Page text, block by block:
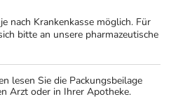
nach Krankenkasse möglich. Für
bitte an unsere pharmazeutische
lesen Sie die Packungsbeilage
Arzt oder in Ihrer Apotheke.